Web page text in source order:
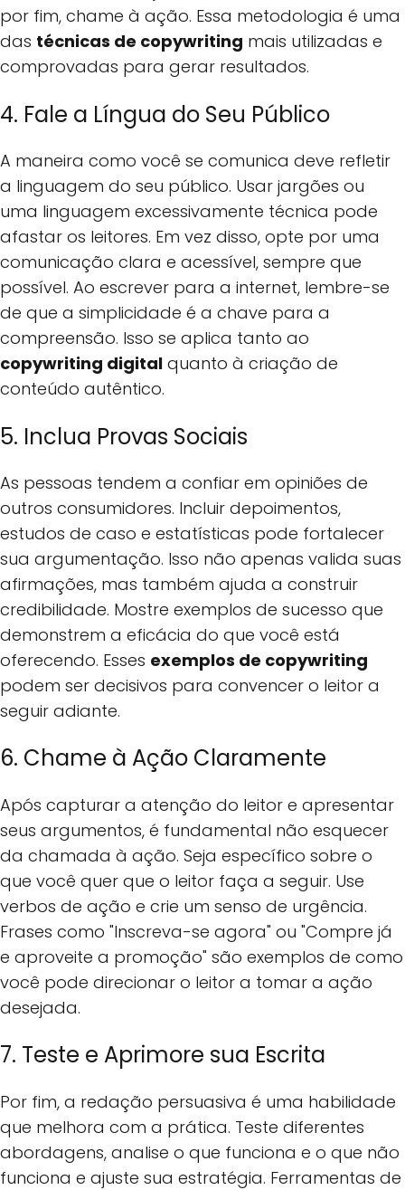
por fim, chame à ação. Essa metodologia é uma
das técnicas de copywriting mais utilizadas e
comprovadas para gerar resultados.
4. Fale a Língua do Seu Público
A maneira como você se comunica deve refletir
a linguagem do seu público. Usar jargões ou
uma linguagem excessivamente técnica pode
afastar os leitores. Em vez disso, opte por uma
comunicação clara e acessível, sempre que
possível. Ao escrever para a internet, lembre-se
de que a simplicidade é a chave para a
compreensão. Isso se aplica tanto ao
copywriting digital quanto à criação de
conteúdo autêntico.
5. Inclua Provas Sociais
As pessoas tendem a confiar em opiniões de
outros consumidores. Incluir depoimentos,
estudos de caso e estatísticas pode fortalecer
sua argumentação. Isso não apenas valida suas
afirmações, mas também ajuda a construir
credibilidade. Mostre exemplos de sucesso que
demonstrem a eficácia do que você está
oferecendo. Esses exemplos de copywriting
podem ser decisivos para convencer o leitor a
seguir adiante.
6. Chame à Ação Claramente
Após capturar a atenção do leitor e apresentar
seus argumentos, é fundamental não esquecer
da chamada à ação. Seja específico sobre o
que você quer que o leitor faça a seguir. Use
verbos de ação e crie um senso de urgência.
Frases como "Inscreva-se agora" ou "Compre já
e aproveite a promoção" são exemplos de como
você pode direcionar o leitor a tomar a ação
desejada.
7. Teste e Aprimore sua Escrita
Por fim, a redação persuasiva é uma habilidade
que melhora com a prática. Teste diferentes
abordagens, analise o que funciona e o que não
funciona e ajuste sua estratégia. Ferramentas de